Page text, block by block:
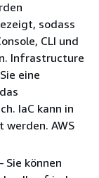
sodass
CLI und
Infrastructure
eine
IaC kann in
werden. AWS
Sie können